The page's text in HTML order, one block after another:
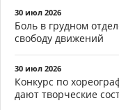
30 июл 2026
Боль в грудном
свободу движений
30 июл 2026
Конкурс по
дают творческие